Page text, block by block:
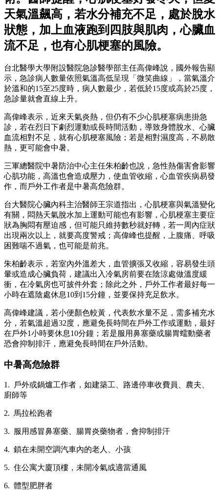
天氣溫飆高，若水分補充不足，處於脫水
狀態，加上血液跑到四肢與肌肉，心臟血
流不足，也有心肌梗塞的風險。
台北醫學大學附設醫院急診醫學部主任高偉峰說，國外報告顯
示，急診病人數量依照氣溫高低呈現「微笑曲線」，當氣溫介
於溫和的15至25度時，病人數最少，若低於15度或高於25度，
急診量就會直線上升。
高偉峰表示，近來天氣炎熱，但仍有不少心肌梗塞病患掛急
診，若在烈日下劇烈運動或長時間活動，導致身體脫水、心臟
血流相對不足，就有心肌梗塞風險；若是相對濕度高，不易散
熱，更可能會中暑。
三軍總醫院中暑防治中心主任朱柏齡也說，急性熱傷害會影響
心肌功能，高溫也會造成壓力，使血管收縮，心血管疾病易發
作，而戶外工作者是中暑高危險群。
台大醫院心臟內科主治醫師王宗道指出，心肌梗塞與氣溫變化
有關，悶熱天氣脫水加上運動可能也有影響，心肌梗塞主要症
狀為胸悶有壓迫感，但可能只維持數秒就好轉，若一周內症狀
出現兩次以上，就要高度警戒；高偉峰也提醒，上腹痛、呼吸
困難喘不過氣，也可能是前兆。
朱柏齡表示，若室內外溫差大，血管擴張又收縮，容易發生頭
暈或造成心臟負荷，建議出入冷氣房前要在陰涼處做溫度緩
衝，在冷氣房也可披件外套；除此之外，戶外工作者最好每一
小時在遮陰處休息10到15分鐘，並要保持充足飲水。
高偉峰建議，若小便顏色較黃，代表飲水量不足，需多補充水
分，若氣溫超過32度，應避免長時間在戶外工作或運動，最好
在戶外1小時要休息10分鐘；若是服用鼻塞藥或腸胃蠕動藥者
恐會抑制排汗，應避免長時間在戶外活動。
中暑高危險群
1. 戶外或鍋爐工作者，如建築工、路邊停車收費員、農夫、
廚師等
2. 馬拉松跑者
3. 服用感冒鼻塞藥、腸胃炎藥物者，會抑制排汗
4. 鎖在未開空調汽車內的老人、小孩
5. 住公寓大廈頂樓，未開冷氣或適當通風
6. 體型肥胖者